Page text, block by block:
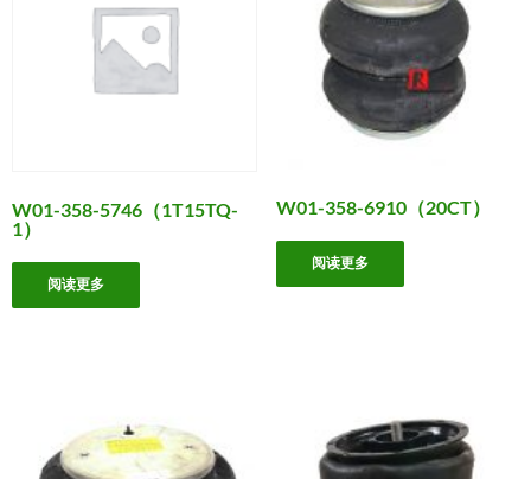
W01-358-5746（1T15TQ-
1）
阅读更多
W01-358-6910（20CT）
阅读更多